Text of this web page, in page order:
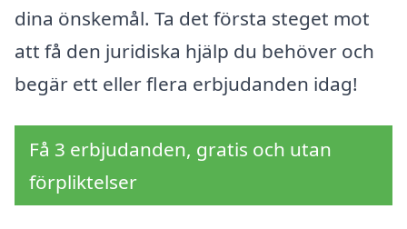
dina önskemål. Ta det första steget mot
att få den juridiska hjälp du behöver och
begär ett eller flera erbjudanden idag!
Få 3 erbjudanden, gratis och utan
förpliktelser